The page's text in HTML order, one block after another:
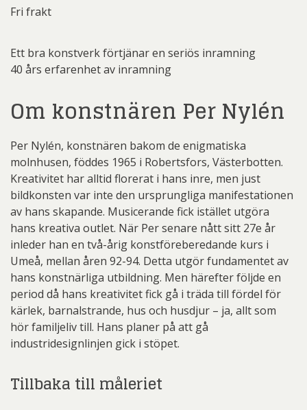
Fri frakt
Ett bra konstverk förtjänar en seriös inramning
40 års erfarenhet av inramning
Om konstnären Per Nylén
Per Nylén, konstnären bakom de enigmatiska
molnhusen, föddes 1965 i Robertsfors, Västerbotten.
Kreativitet har alltid florerat i hans inre, men just
bildkonsten var inte den ursprungliga manifestationen
av hans skapande. Musicerande fick istället utgöra
hans kreativa outlet. När Per senare nått sitt 27e år
inleder han en två-årig konstföreberedande kurs i
Umeå, mellan åren 92-94. Detta utgör fundamentet av
hans konstnärliga utbildning. Men härefter följde en
period då hans kreativitet fick gå i träda till fördel för
kärlek, barnalstrande, hus och husdjur – ja, allt som
hör familjeliv till. Hans planer på att gå
industridesignlinjen gick i stöpet.
Tillbaka till måleriet